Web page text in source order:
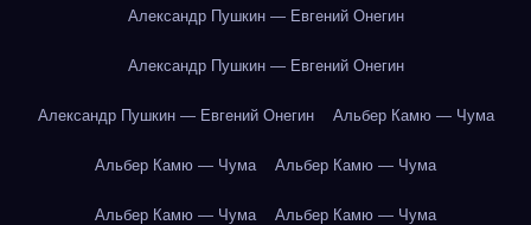
Александр Пушкин — Евгений Онегин
Александр Пушкин — Евгений Онегин
Александр Пушкин — Евгений Онегин Альбер Камю — Чума
Альбер Камю — Чума Альбер Камю — Чума
Альбер Камю — Чума Альбер Камю — Чума